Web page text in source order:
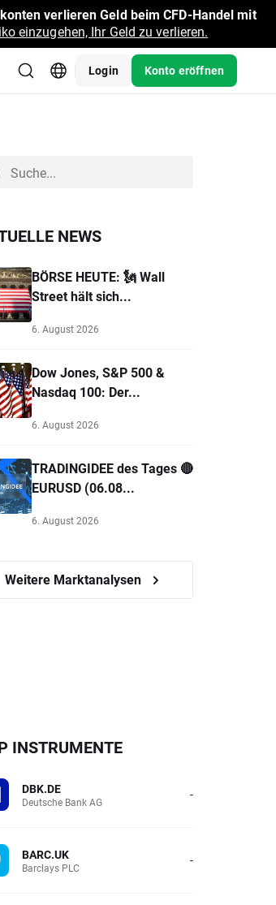
verlieren Geld beim CFD-Handel mit
einzugehen, Ihr Geld zu verlieren.
Login Konto eröffnen
NEWS
BÖRSE HEUTE: 🗽 Wall
Street hält sich...
6. August 2026
Dow Jones, S&P 500 &
Nasdaq 100: Der...
6. August 2026
TRADINGIDEE des Tages 🔴
EURUSD (06.08...
6. August 2026
Weitere Marktanalysen
INSTRUMENTE
DBK.DE
Deutsche Bank AG -
BARC.UK
Barclays PLC -